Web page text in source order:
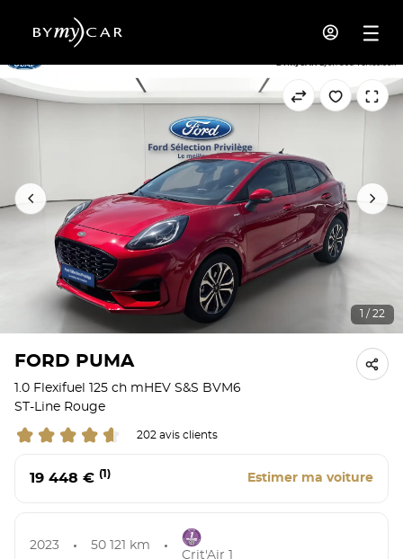
1 / 22
FORD PUMA
1.0 Flexifuel 125 ch mHEV S&S BVM6
ST-Line Rouge
202 avis clients
19 448 € (1) Estimer ma voiture
2023 50 121 km
Crit'Air 1